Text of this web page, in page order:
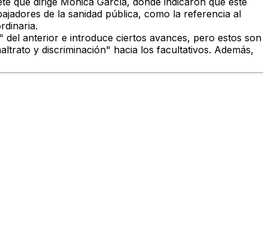
de la sanidad pública, como la referencia al
del anterior e introduce ciertos avances, pero estos son
y discriminación" hacia los facultativos. Además,